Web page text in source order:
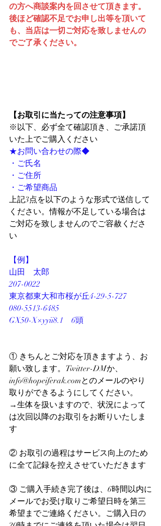
の方へ商談案内を回させて頂きます。
後ほど確認不足でお申し出等を頂いて
も、当店は一切ご対応を致しませんの
でご了承ください。
【お取引に当たっての注意事項】
※以下、必ず全て確認頂き、ご承諾頂
いた上でご購入ください
★お問い合わせの際◆
・ご氏名
・ご住所
・ご希望商品
上記3点を以下のような形式で送信して
ください。情報が不足している場合は
ご対応を致しませんのでご容赦くださ
い
【例】
山田　太郎
207-0022
東京都東大和市桜が丘4-29-5-727
080-5513-6485
GX50-X×yyii8.1　6頭
① きちんとご対応を頂きますよう、お
願い致します。Twitter-DMか、
info@hopeiferak.comとのメールのやり
取りができるようにしてください。
→生体を扱いますので、状況によって
は次回以降のお取引をお断りいたしま
す
② お取引の過程はサービス向上のため
に全て記録を控えさせていただきます
③ ご購入手続き完了後は、6時間以内に
メールでお受け取りご希望日時を第三
希望までご連絡ください。ご購入日の